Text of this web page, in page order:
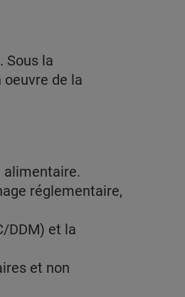
Sous la
de la
alimentaire.
réglementaire,
DDM) et la
et non